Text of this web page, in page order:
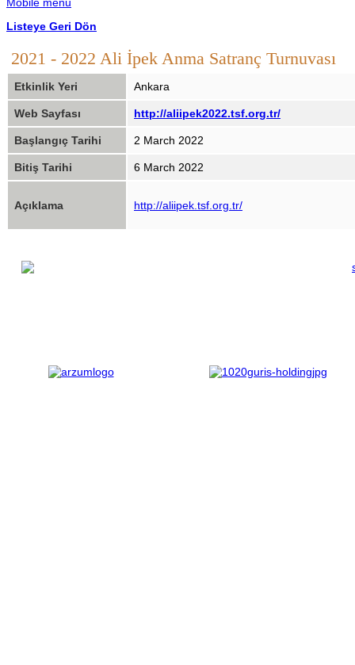
Listeye Geri Dön
2021 - 2022 Ali İpek Anma Satranç Turnuvası
Etkinlik Yeri Ankara
Web Sayfası http://aliipek2022.tsf.org.tr/
Başlangıç Tarihi 2 March 2022
Bitiş Tarihi 6 March 2022
Açıklama http://aliipek.tsf.org.tr/